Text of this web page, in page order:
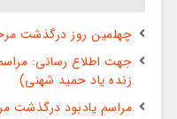
چهلمین روز درگذشت
جهت اطلاع رسانی:
زنده یاد حمید شهنی)
مراسم یادبود درگذشت